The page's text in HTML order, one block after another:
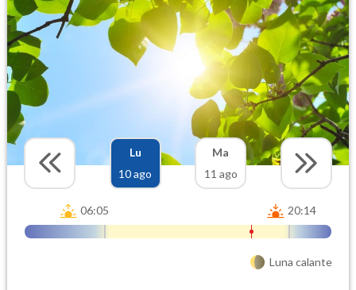
Lu
10 ago
Ma
11 ago
06:05 20:14
Luna calante